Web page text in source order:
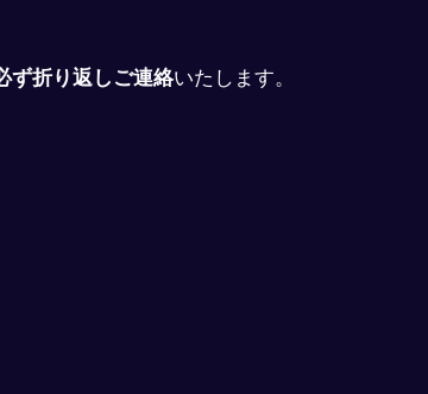
ず折り返しご連絡いたします。